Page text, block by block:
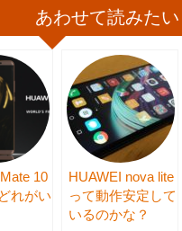
あわせて読みたい
10
れがい
HUAWEI nova lite
って動作安定して
いるのかな？